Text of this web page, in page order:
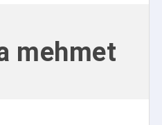
mehmet